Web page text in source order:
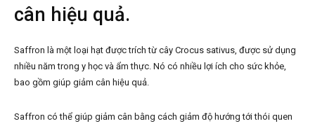
cân hiệu quả.
Saffron là một loại hạt được trích từ cây Crocus sativus, được sử dụng
nhiều năm trong y học và ẩm thực. Nó có nhiều lợi ích cho sức khỏe,
bao gồm giúp giảm cân hiệu quả.
Saffron có thể giúp giảm cân bằng cách giảm độ hướng tới thói quen